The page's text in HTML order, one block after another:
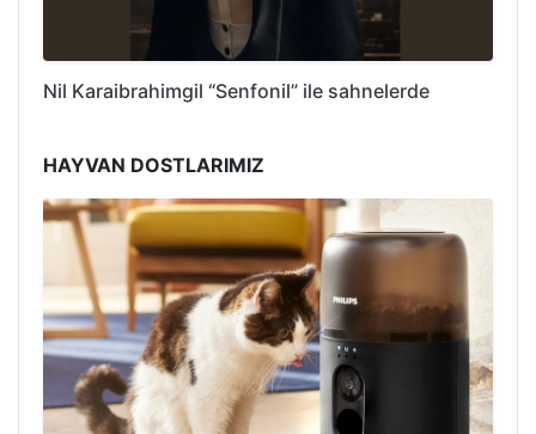
Nil Karaibrahimgil “Senfonil” ile sahnelerde
HAYVAN DOSTLARIMIZ